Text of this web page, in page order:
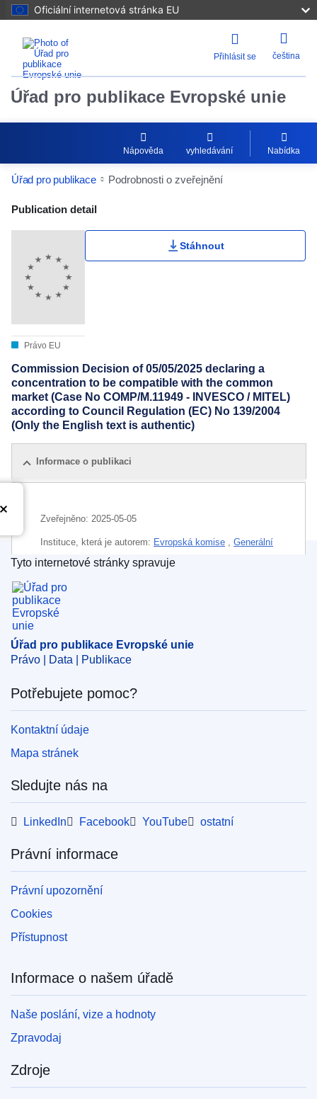
Oficiální internetová stránka EU
Přihlásit se čeština
Úřad pro publikace Evropské unie
Nápověda vyhledávání Nabídka
Úřad pro publikace Podrobnosti o zveřejnění
Publication Detail Actions Portlet
Publication detail
Právo EU
Stáhnout
Commission Decision of 05/05/2025 declaring a
concentration to be compatible with the common
market (Case No COMP/M.11949 - INVESCO / MITEL)
according to Council Regulation (EC) No 139/2004
(Only the English text is authentic)
Informace o publikaci
Zveřejněno: 2025-05-05
Instituce, která je autorem: Evropská komise
Generální
ředitelství pro hospodářskou soutěž
CELEX : 32025M11949
IMMC : M.11949
Úřad pro publikace Evropské unie
Tyto internetové stránky spravuje
Úřad pro publikace Evropské unie
Právo | Data | Publikace
Potřebujete pomoc?
Kontaktní údaje
Mapa stránek
Sledujte nás na
LinkedIn Facebook YouTube ostatní
Právní informace
Právní upozornění
Cookies
Přístupnost
Informace o našem úřadě
Naše poslání, vize a hodnoty
Zpravodaj
Zdroje